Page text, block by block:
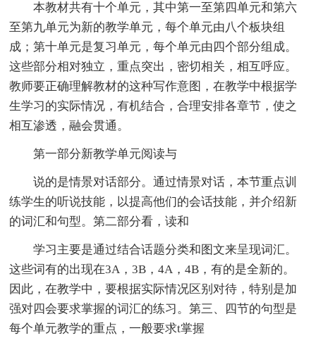
本教材共有十个单元，其中第一至第四单元和第六
至第九单元为新的教学单元，每个单元由八个板块组
成；第十单元是复习单元，每个单元由四个部分组成。
这些部分相对独立，重点突出，密切相关，相互呼应。
教师要正确理解教材的这种写作意图，在教学中根据学
生学习的实际情况，有机结合，合理安排各章节，使之
相互渗透，融会贯通。
第一部分新教学单元阅读与
说的是情景对话部分。通过情景对话，本节重点训
练学生的听说技能，以提高他们的会话技能，并介绍新
的词汇和句型。第二部分看，读和
学习主要是通过结合话题分类和图文来呈现词汇。
这些词有的出现在3A，3B，4A，4B，有的是全新的。
因此，在教学中，要根据实际情况区别对待，特别是加
强对四会要求掌握的词汇的练习。第三、四节的句型是
每个单元教学的重点，一般要求t掌握